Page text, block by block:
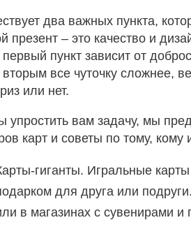
два важных пункта,
презент – это качество и
пункт зависит от
вторым все чуточку сложнее,
или нет.
упростить вам задачу, мы
карт и советы по тому, кому
гиганты. Игральные
для друга или
в магазинах с сувенирами и